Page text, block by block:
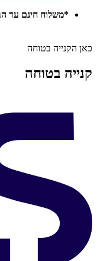
*משלוח חינם עד הבית בקנייה מעל 299 ש"ח * המחירים
כאן הקנייה בטוחה
קנייה בטוחה